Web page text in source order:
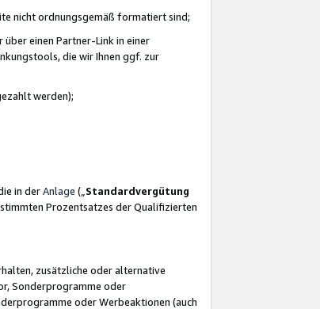
nicht ordnungsgemäß formatiert sind;
einen Partner-Link in einer
die wir Ihnen ggf. zur
werden);
in derAnlage („ Standardvergütung
Prozentsatzes der Qualifizierten
zusätzliche oder alternative
Sonderprogramme oder
oder Werbeaktionen (auch